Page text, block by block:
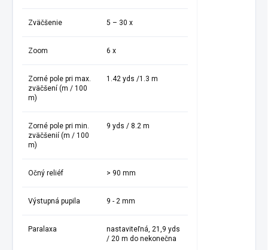
Zväčšenie 5 – 30 x
Zoom 6 x
Zorné pole pri max.
zväčšení (m / 100
m)
1.42 yds /1.3 m
Zorné pole pri min.
zväčšenií (m / 100
m)
9 yds / 8.2 m
Očný reliéf > 90 mm
Výstupná pupila 9 - 2 mm
Paralaxa
nastaviteľná, 21,9 yds
/ 20 m do nekonečna